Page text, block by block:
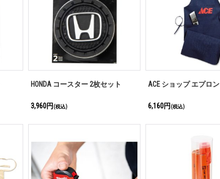
HONDA コースター 2枚セット
3,960円 (税込)
ACE ショップ エプロン
6,160円 (税込)